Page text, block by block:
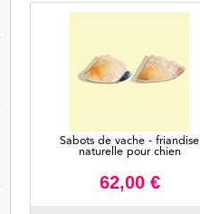
Sabots de vache - friandise
naturelle pour chien
62,00 €